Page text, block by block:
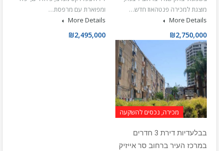
מוצגת למכירה פנטהאוז חדש…
More Details
₪2,750,000
ומפוארת עם מרפסת…
More Details
₪2,495,000
מכירה, נכסים להשקעה
בבלעדיות דירת 3 חדרים
במרכז העיר ברחוב סר אייזיק